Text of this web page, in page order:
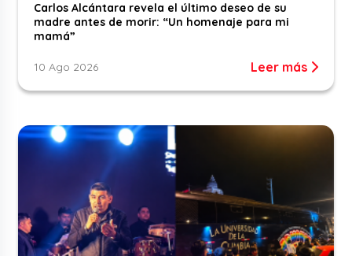
Carlos Alcántara revela el último deseo de su
madre antes de morir: “Un homenaje para mi
mamá”
10 Ago 2026 Leer más